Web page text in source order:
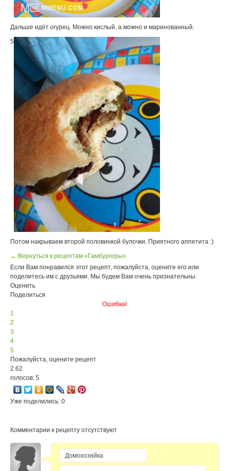
Дальше идёт огурец. Можно кислый, а можно и маринованный.
5
Потом накрываем второй половинкой булочки. Приятного аппетита :)
← Вернуться к рецептам «Гамбургеры»
Если Вам понравился этот рецепт, пожалуйста, оцените его или
поделитесь им с друзьями. Мы будем Вам очень признательны.
Оценить
Поделиться
Ошибка!
1
2
3
4
5
Пожалуйста, оцените рецепт
2.62
голосов: 5
Уже поделились: 0
Комментарии к рецепту отсутствуют